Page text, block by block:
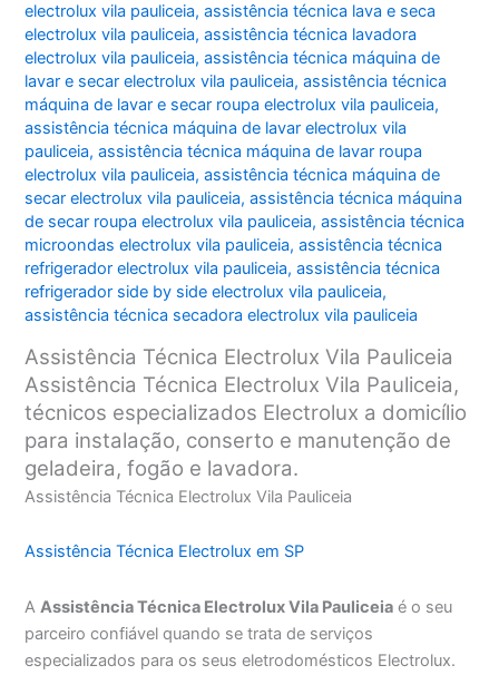
electrolux vila pauliceia,assistência técnica lava e seca
electrolux vila pauliceia,assistência técnica lavadora
electrolux vila pauliceia,assistência técnica máquina de
lavar e secar electrolux vila pauliceia,assistência técnica
máquina de lavar e secar roupa electrolux vila pauliceia,
assistência técnica máquina de lavar electrolux vila
pauliceia,assistência técnica máquina de lavar roupa
electrolux vila pauliceia,assistência técnica máquina de
secar electrolux vila pauliceia,assistência técnica máquina
de secar roupa electrolux vila pauliceia,assistência técnica
microondas electrolux vila pauliceia,assistência técnica
refrigerador electrolux vila pauliceia,assistência técnica
refrigerador side by side electrolux vila pauliceia,
assistência técnica secadora electrolux vila pauliceia
Assistência Técnica Electrolux Vila Pauliceia
Assistência Técnica Electrolux Vila Pauliceia,
técnicos especializados Electrolux a domicílio
para instalação, conserto e manutenção de
geladeira, fogão e lavadora.
Assistência Técnica Electrolux Vila Pauliceia
Assistência Técnica Electrolux em SP
AAssistência Técnica Electrolux Vila Pauliceia é o seu
parceiro confiável quando se trata de serviços
especializados para os seus eletrodomésticos Electrolux.